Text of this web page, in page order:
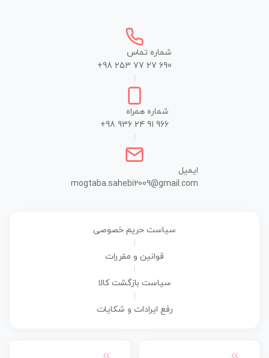
شماره تماس
+98 253 77 27 690
شماره همراه
+98 936 24 91 966
ایمیل
mogtaba.sahebi2009@gmail.com
سیاست حریم خصوصی
قوانین و مقررات
سیاست بازگشت کالا
رفع ایرادات و شکایات